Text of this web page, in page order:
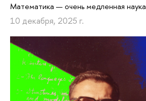
Математика — очень медленная наука
10 декабря, 2025 г.